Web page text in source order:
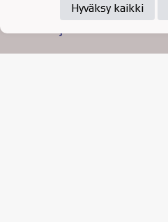
Hyväksy kaikki